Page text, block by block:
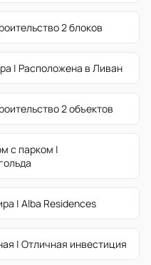
2 блоков
| Расположена в Ливан
2 объектов
с парком |
| Alba Residences
| Отличная инвестиция